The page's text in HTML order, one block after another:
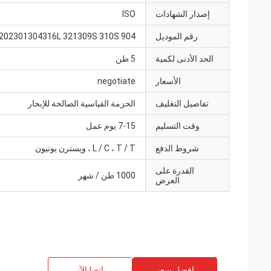
إصدار الشهادات ISO
رقم الموديل 321309S 310S 904
الحد الأدنى لكمية 5 طن
الأسعار negotiate
تفاصيل التغليف الحزمة القياسية الصالحة للإبحار
وقت التسليم 7-15 يوم عمل
شروط الدفع L / C ، T / T ، ويسترن يونيون
القدرة على
العرض
1000 طن / شهر